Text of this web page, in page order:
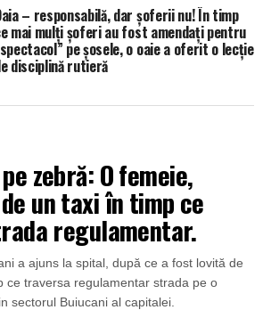
– responsabilă, dar șoferii nu! În timp
mai mulți șoferi au fost amendați pentru
pe șosele, o oaie a oferit o lecție
disciplină rutieră
zebră: O femeie,
un taxi în timp ce
regulamentar.
a ajuns la spital, după ce a fost lovită de
ce traversa regulamentar strada pe o
sectorul Buiucani al capitalei.